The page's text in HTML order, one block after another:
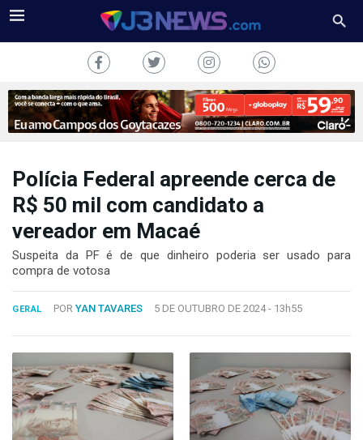
TV
COLUNAS
FALE
CONOSCO
Copyright
2024
Desenvolvido
por
Hesea
Tecnologia
Polícia Federal apreende cerca de
R$ 50 mil com candidato a
vereador em Macaé
Suspeita da PF é de que dinheiro poderia ser usado para
compra de votosa
GERAL POR YAN TAVARES 5 DE OUTUBRO DE 2024 - 13h55